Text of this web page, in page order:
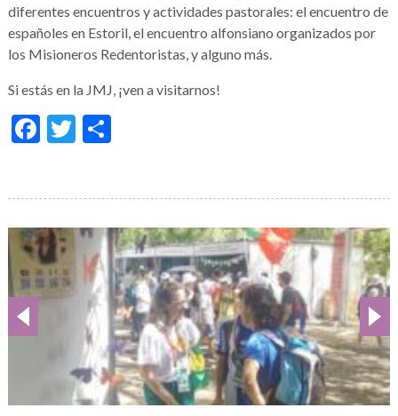
diferentes encuentros y actividades pastorales: el encuentro de
españoles en Estoril, el encuentro alfonsiano organizados por
los Misioneros Redentoristas, y alguno más.
Si estás en la JMJ, ¡ven a visitarnos!
Facebook
Twitter
Condividi
de
imágenes